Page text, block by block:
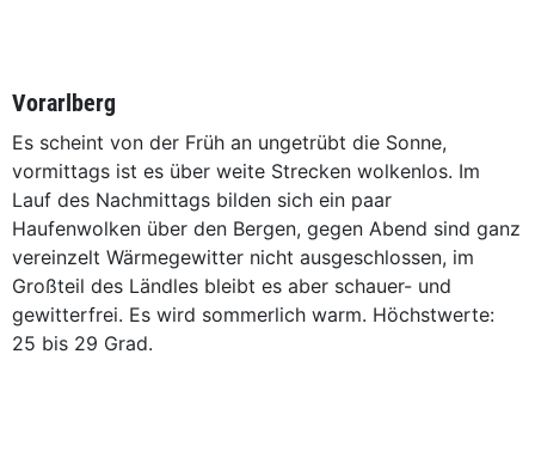
Vorarlberg
Es scheint von der Früh an ungetrübt die Sonne,
vormittags ist es über weite Strecken wolkenlos. Im
Lauf des Nachmittags bilden sich ein paar
Haufenwolken über den Bergen, gegen Abend sind ganz
vereinzelt Wärmegewitter nicht ausgeschlossen, im
Großteil des Ländles bleibt es aber schauer- und
gewitterfrei. Es wird sommerlich warm. Höchstwerte:
25 bis 29 Grad.